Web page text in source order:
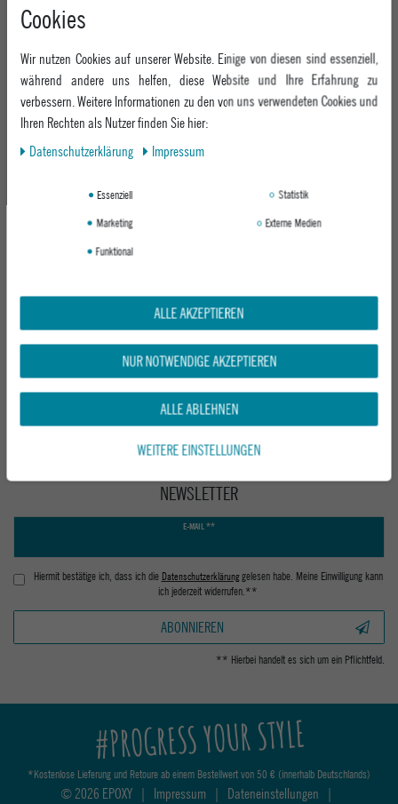
Gutscheine
Click & Collect
Samstag: 10:00 - 17:00
Whatsapp
Kontaktformular
Jobs
We Care - Wiederverwendete Verpackungen
Verleih
EPOXY STORES
Deggendorf
KEEP UP WITH US
Facebook
VERSAND
GEPRÜFTE SICHERHEIT
NEWSLETTER
E-MAIL **
Hiermit bestätige ich, dass ich die Daten­schutz­erklärunggelesen habe. Meine Einwilligung kann
ich jederzeit widerrufen.**
ABONNIEREN
** Hierbei handelt es sich um ein Pflichtfeld.
#PROGRESS YOUR STYLE
*Kostenlose Lieferung und Retoure ab einem Bestellwert von 50 € (innerhalb Deutschlands)
© 2026 EPOXY | Impressum | Dateneinstellungen |
Cookies
Wir nutzen Cookies auf unserer Website. Einige von diesen sind essenziell,
während andere uns helfen, diese Website und Ihre Erfahrung zu
verbessern. Weitere Informationen zu den von uns verwendeten Cookies und
Ihren Rechten als Nutzer finden Sie hier:
Daten­schutz­erklärung
Impressum
Essenziell
Statistik
Marketing
Externe Medien
Funktional
ALLE AKZEPTIEREN
NUR NOTWENDIGE AKZEPTIEREN
ALLE ABLEHNEN
WEITERE EINSTELLUNGEN